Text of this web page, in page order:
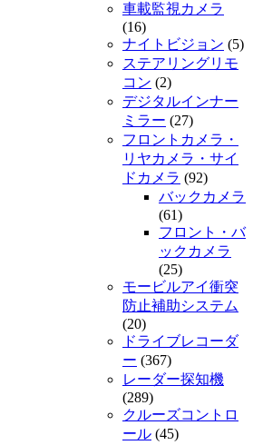
車載監視カメラ
(16)
ナイトビジョン (5)
ステアリングリモ
コン (2)
デジタルインナー
ミラー (27)
フロントカメラ・
リヤカメラ・サイ
ドカメラ (92)
バックカメラ
(61)
フロント・バ
ックカメラ
(25)
モービルアイ衝突
防止補助システム
(20)
ドライブレコーダ
ー (367)
レーダー探知機
(289)
クルーズコントロ
ール (45)